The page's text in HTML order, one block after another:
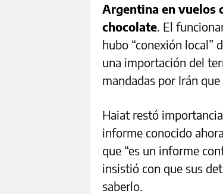
Argentina en vuelos
chocolate. El
hubo “conexión local”
una importación del
mandadas por Irán
Haiat restó
informe conocido
que “es un informe
insistió con que sus
saberlo.